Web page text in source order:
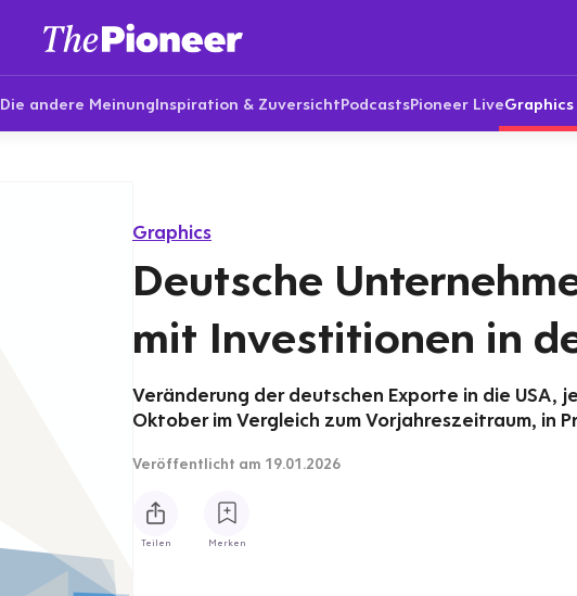
Die andere MeinungInspiration & ZuversichtPodcastsPioneer LiveGraphics
Graphics
Deutsche
mit Investitionen in
Veränderung der deutschen Exporte in die USA,
Oktober im Vergleich zum Vorjahreszeitraum, in
Veröffentlicht am 19.01.2026
Teilen Merken